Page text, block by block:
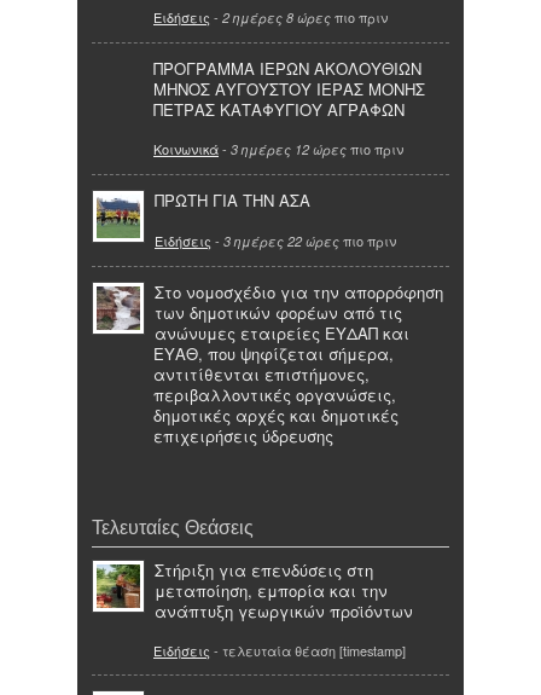
Ειδήσεις - 2 ημέρες 8 ώρες πιο πριν
ΠΡΟΓΡΑΜΜΑ ΙΕΡΩΝ ΑΚΟΛΟΥΘΙΩΝ
ΜΗΝΟΣ ΑΥΓΟΥΣΤΟΥ ΙΕΡΑΣ ΜΟΝΗΣ
ΠΕΤΡΑΣ ΚΑΤΑΦΥΓΙΟΥ ΑΓΡΑΦΩΝ
Κοινωνικά- 3 ημέρες 12 ώρες πιο πριν
ΠΡΩΤΗ ΓΙΑ ΤΗΝ ΑΣΑ
Ειδήσεις - 3 ημέρες 22 ώρες πιο πριν
Στο νομοσχέδιο για την απορρόφηση
των δημοτικών φορέων από τις
ανώνυμες εταιρείες ΕΥΔΑΠ και
ΕΥΑΘ, που ψηφίζεται σήμερα,
αντιτίθενται επιστήμονες,
περιβαλλοντικές οργανώσεις,
δημοτικές αρχές και δημοτικές
επιχειρήσεις ύδρευσης
Τελευταίες Θεάσεις
Στήριξη για επενδύσεις στη
μεταποίηση, εμπορία και την
ανάπτυξη γεωργικών προϊόντων
Ειδήσεις - τελευταία θέαση [timestamp]